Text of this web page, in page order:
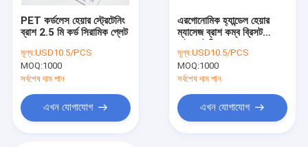
কর্ডলেস হেয়ার ট্রিমার
বৈদ্যুতিক ফেসিয়াল ক্লিনিজিং ব্রাশ
PET কর্ডলেস হেয়ার স্ট্রেটেনিং
ব্রাশ 2.5 মি কর্ড সিরামিক প্লেট
মূল্য:USD10.5/PCS
MOQ:1000
সর্বশেষ দাম পান
এখন যোগাযোগ
এরগোনোমিক হ্যান্ডেল হেয়ার
ম্যাসেজ ব্রাশ কম্ব ব্রিসট
মূল্য:USD10.5/PCS
MOQ:1000
সর্বশেষ দাম পান
এখন যোগাযোগ